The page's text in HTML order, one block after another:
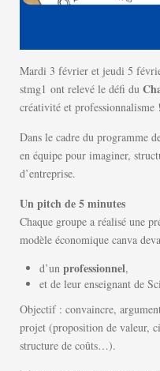
Mardi 3 février et jeudi 5
stmg1 ont relevé le défi du
créativité et professionnalisme !
Dans le cadre du programme
en équipe pour imaginer,
d’entreprise.
Un pitch de 5 minutes
Chaque groupe a réalisé une
modèle économique canva
d’un professionnel,
et de leur enseignant de
Objectif : convaincre,
projet (proposition de valeur,
structure de coûts…).